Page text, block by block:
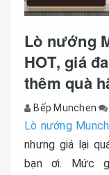
Lò nướng
HOT, giá
thêm quà
Bếp Munchen
Lò nướng
nhưng giá lại
bạn ơi. Mức